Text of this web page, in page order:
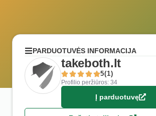
PARDUOTUVĖS INFORMACIJA
takeboth.lt
5(1)
Profilio peržiūros: 34
Į parduotuvę